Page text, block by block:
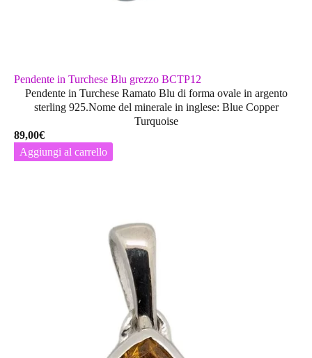
Pendente in Turchese Blu grezzo BCTP12
Pendente in Turchese Ramato Blu di forma ovale in argento
sterling 925.Nome del minerale in inglese: Blue Copper
Turquoise
89,00€
Aggiungi al carrello